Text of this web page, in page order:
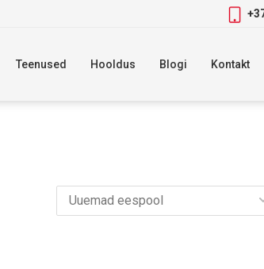
Teenused Hooldus Blogi Kontakt